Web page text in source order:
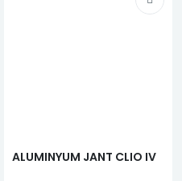
ALUMINYUM JANT CLIO IV